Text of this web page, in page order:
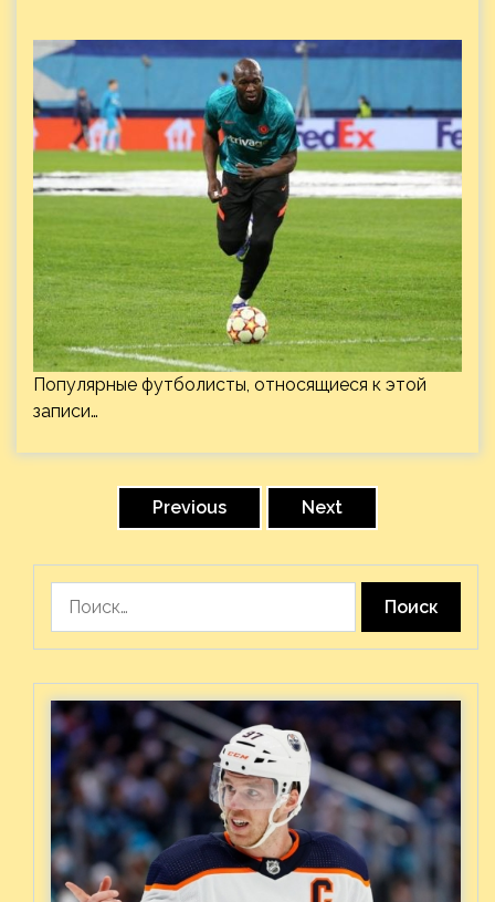
Популярные футболисты, относящиеся к этой
записи…
Previous Next